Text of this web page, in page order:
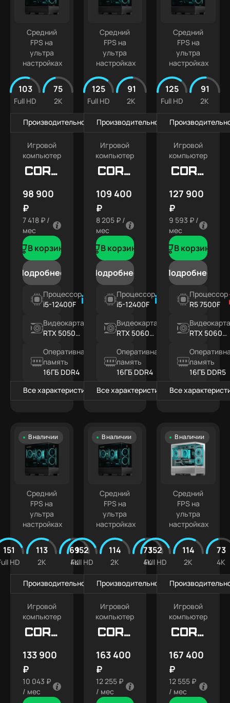
Intel
Ultra 7
ПК
Кастомизированные
Средний
FPS на
ультра
настройках
103
Full HD
75
2K
Производительность в играх
Игровой
компьютер
Core
98 900
₽
7 418 ₽ /
мес
В корзину
Подробнее
Процессор
i5-12400F
Видеокарта
RTX 5050
Оперативная
память
16ГБ DDR4
Все характеристики
Средний
FPS на
ультра
настройках
125
Full HD
91
2K
Производительность в играх
Игровой
компьютер
Core
109 400
₽
8 205 ₽ /
мес
В корзину
Подробнее
Процессор
i5-12400F
Видеокарта
RTX 5060
Оперативная
память
16ГБ DDR4
Все характеристики
Средний
FPS на
ультра
настройках
125
Full HD
91
2K
Игровой
компьютер
Core
127 900
₽
9 593 ₽ /
мес
В корзину
Подробнее
Процессор
R5 7500F
RTX 5060
память
16ГБ DDR5
Все
В наличии
Средний
FPS на
ультра
настройках
151
HD
113
2K
69
4K
Производительность в играх
Игровой
компьютер
Core
X5
133 900
₽
10 043 ₽
/ мес
В наличии
Средний
FPS на
ультра
настройках
152
Full HD
114
2K
73
4K
Производительность в играх
Игровой
компьютер
Core
X7
163 400
₽
12 255 ₽
/ мес
В наличии
Средний
FPS на
ультра
настройках
152
Full HD
114
2K
73
4K
Игровой
компьютер
Core
X7
SNOW
167 400
₽
12 555 ₽
/ мес